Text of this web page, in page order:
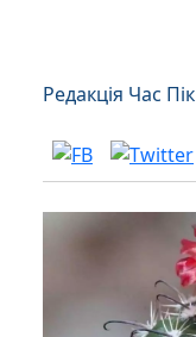
Редакція Час Пік